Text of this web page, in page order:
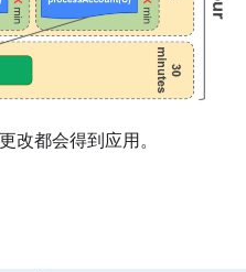
改都会得到应用。